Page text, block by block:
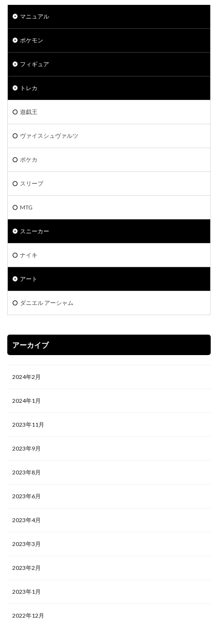
マニュアル
ポケモン
フィギュア
トレカ
遊戯王
ヴァイスシュヴァルツ
ポケカ
スリーブ
MTG
スニーカー
ナイキ
アート
ダニエル アーシャム
アーカイブ
2024年2月
2024年1月
2023年11月
2023年9月
2023年8月
2023年6月
2023年4月
2023年3月
2023年2月
2023年1月
2022年12月
当たりランキング
当たるカード
応募者全員サービス
時のらせんリマスター
最新パック
最新予約情報
最新情報
未来の一閃
海馬セット
深淵のデュエリスト編
蒼空ストリーム
買取価格
超速のラッシュロード
転売
転売価格
過去 COLLECTION PACK 一覧
釣り
長場雄 閃刀姫 限定10
限定250枚
青眼の白龍
高騰カード
検索